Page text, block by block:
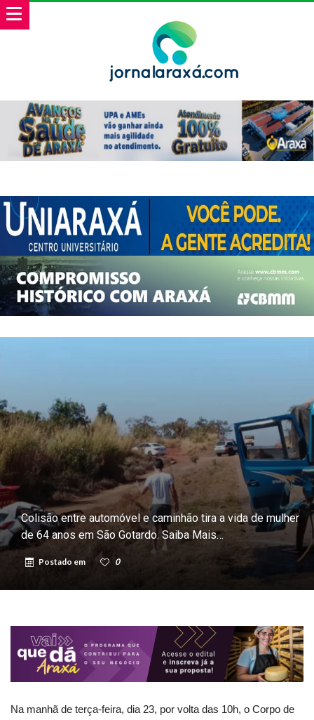
Colisão entre automóvel e caminhão tira a vida de mulher
de 64 anos em São Gotardo. Saiba Mais…
Postado em 0
Na manhã de terça-feira, dia 23, por volta das 10h, o Corpo de